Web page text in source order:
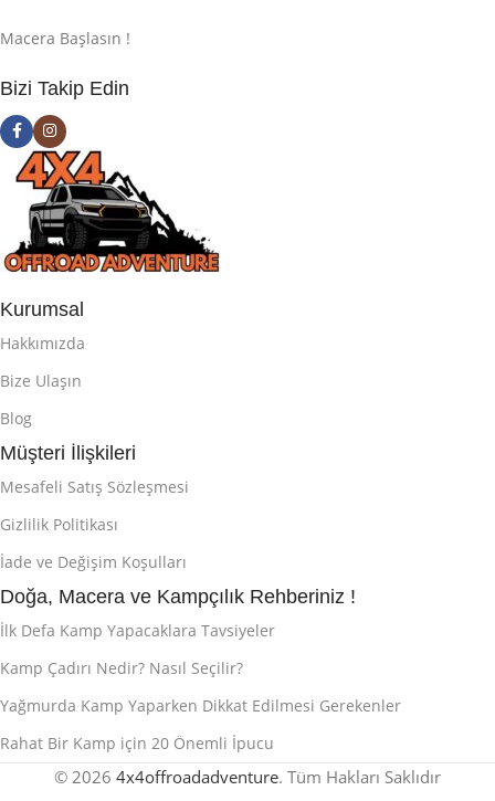
Macera Başlasın !
Bizi Takip Edin
Kurumsal
Hakkımızda
Bize Ulaşın
Blog
Müşteri İlişkileri
Mesafeli Satış Sözleşmesi
Gizlilik Politikası
İade ve Değişim Koşulları
Doğa, Macera ve Kampçılık Rehberiniz !
İlk Defa Kamp Yapacaklara Tavsiyeler
Kamp Çadırı Nedir? Nasıl Seçilir?
Yağmurda Kamp Yaparken Dikkat Edilmesi Gerekenler
Rahat Bir Kamp için 20 Önemli İpucu
© 2026 4x4offroadadventure. Tüm Hakları Saklıdır